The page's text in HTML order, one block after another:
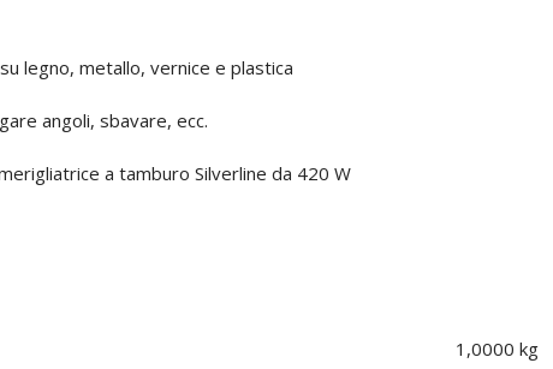
legno, metallo, vernice e plastica
angoli, sbavare, ecc.
a tamburo Silverline da 420 W
1,0000 kg